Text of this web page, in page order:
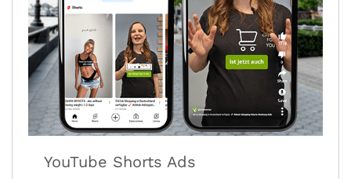
YouTube Shorts Ads